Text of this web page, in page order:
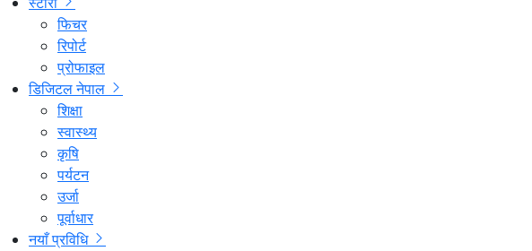
फिचर
रिपोर्ट
प्रोफाइल
डिजिटल नेपाल
शिक्षा
स्वास्थ्य
कृषि
पर्यटन
उर्जा
पूर्वाधार
नयाँ प्रविधि